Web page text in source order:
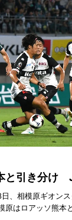
と引き分け
、相模原ギオン
原はロアッソ熊本